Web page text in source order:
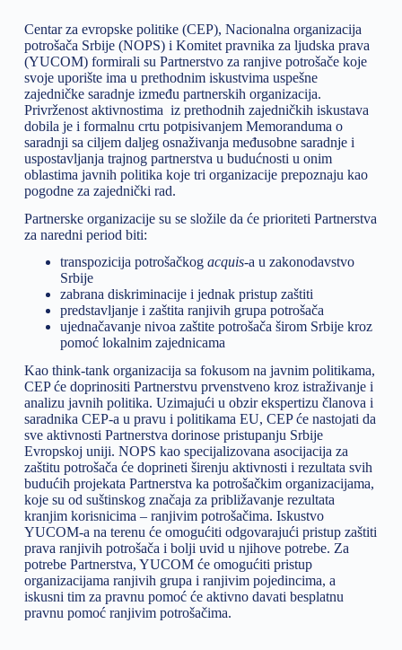
Centar za evropske politike (CEP), Nacionalna organizacija
potrošača Srbije (NOPS) i Komitet pravnika za ljudska prava
(YUCOM) formirali su Partnerstvo za ranjive potrošače koje
svoje uporište ima u prethodnim iskustvima uspešne
zajedničke saradnje između partnerskih organizacija.
Privrženost aktivnostima iz prethodnih zajedničkih iskustava
dobila je i formalnu crtu potpisivanjem Memoranduma o
saradnji sa ciljem daljeg osnaživanja međusobne saradnje i
uspostavljanja trajnog partnerstva u budućnosti u onim
oblastima javnih politika koje tri organizacije prepoznaju kao
pogodne za zajednički rad.
Partnerske organizacije su se složile da će prioriteti Partnerstva
za naredni period biti:
transpozicija potrošačkog acquis-a u zakonodavstvo
Srbije
zabrana diskriminacije i jednak pristup zaštiti
predstavljanje i zaštita ranjivih grupa potrošača
ujednačavanje nivoa zaštite potrošača širom Srbije kroz
pomoć lokalnim zajednicama
Kao think-tank organizacija sa fokusom na javnim politikama,
CEP će doprinositi Partnerstvu prvenstveno kroz istraživanje i
analizu javnih politika. Uzimajući u obzir ekspertizu članova i
saradnika CEP-a u pravu i politikama EU, CEP će nastojati da
sve aktivnosti Partnerstva dorinose pristupanju Srbije
Evropskoj uniji. NOPS kao specijalizovana asocijacija za
zaštitu potrošača će doprineti širenju aktivnosti i rezultata svih
budućih projekata Partnerstva ka potrošačkim organizacijama,
koje su od suštinskog značaja za približavanje rezultata
kranjim korisnicima – ranjivim potrošačima. Iskustvo
YUCOM-a na terenu će omogućiti odgovarajući pristup zaštiti
prava ranjivih potrošača i bolji uvid u njihove potrebe. Za
potrebe Partnerstva, YUCOM će omogućiti pristup
organizacijama ranjivih grupa i ranjivim pojedincima, a
iskusni tim za pravnu pomoć će aktivno davati besplatnu
pravnu pomoć ranjivim potrošačima.